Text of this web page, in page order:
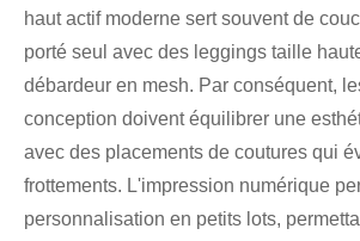
haut actif moderne sert souvent de
porté seul avec des leggings taille
débardeur en mesh. Par conséquent,
conception doivent équilibrer une
avec des placements de coutures qui
frottements. L'impression numérique
personnalisation en petits lots,